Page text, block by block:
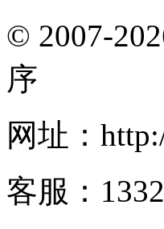
© 2007-
序
网址：
客服：